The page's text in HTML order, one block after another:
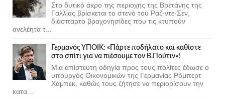
Στο δυτικό άκρο της περιοχής της Βρετάνης της
Γαλλίας βρίσκεται το στενό του Ραζ-ντε-Σεν,
διάσπαρτο βραχονησίδες που τις κτυπούν
ανελέητα τ...
Γερμανός ΥΠΟΙΚ: «Πάρτε ποδήλατο και καθίστε
στο σπίτι για να πιέσουμε τον Β.Πούτιν»!
Μια απίστευτη οδηγία προς τους πολίτες έδωσε ο
υπουργός Οικονομικών της Γερμανίας Ρόμπερτ
Χάμπεκ, καθώς τους ζήτησε να περιορίσουν την
κατα...